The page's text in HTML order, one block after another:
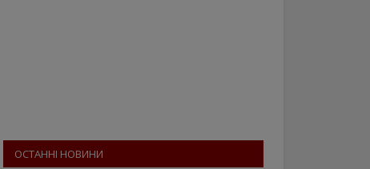
ОСТАННІ НОВИНИ